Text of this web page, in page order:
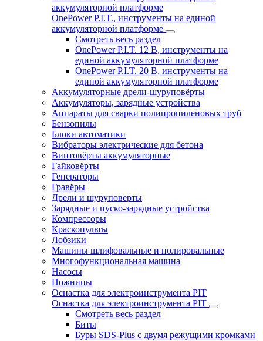
аккумуляторной платформе
OnePower P.I.T., инструменты на единой
аккумуляторной платформе
Смотреть весь раздел
OnePower P.I.T. 12 В, инструменты на
единой аккумуляторной платформе
OnePower P.I.T. 20 В, инструменты на
единой аккумуляторной платформе
Аккумуляторные дрели-шуруповёрты
Аккумуляторы, зарядные устройства
Аппараты для сварки полипропиленовых труб
Бензопилы
Блоки автоматики
Вибраторы электрические для бетона
Винтовёрты аккумуляторные
Гайковёрты
Генераторы
Гравёры
Дрели и шуруповерты
Зарядные и пуско-зарядные устройства
Компрессоры
Краскопульты
Лобзики
Машины шлифовальные и полировальные
Многофункциональная машина
Насосы
Ножницы
Оснастка для электроинструмента PIT
Оснастка для электроинструмента PIT
Смотреть весь раздел
Биты
Буры SDS-Plus c двумя режущими кромками